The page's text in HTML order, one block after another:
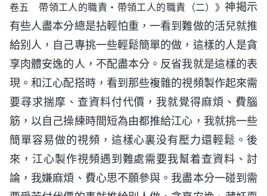
卷五 帶領工人的職責・帶領工人的職責（二）》神揭示
有些人盡本分總是拈輕怕重，一看到難做的活兒就推
給别人，自己專挑一些輕鬆簡單的做，這樣的人是貪
享肉體安逸的人，不配盡本分。反省我就是這樣的表
現。和江心配搭時，看到那些複雜的視頻製作起來需
要尋求揣摩、查資料付代價，我就覺得麻煩、費腦
筋，以自己操練時間短為由都推給江心，我就挑一些
簡單容易做的視頻，這樣心裏没有壓力還輕鬆。後
來，江心製作視頻遇到難處需要我幫着查資料、討
論，我嫌麻煩、費心思不願參與。我盡本分一碰到需